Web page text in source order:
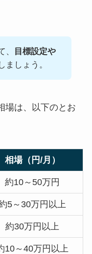
、
目標設定や
ましょう。
場は、以下のとお
相場（円/月）
約10～50万円
5～30万円以上
約30万円以上
10～40万円以上